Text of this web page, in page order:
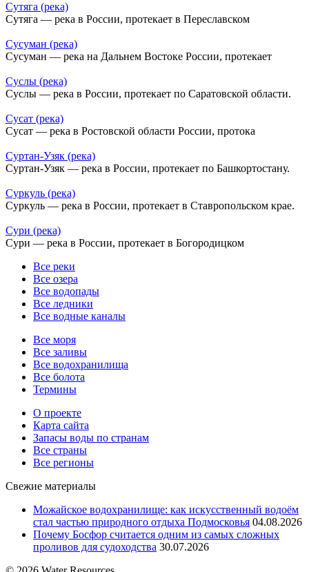
Сутяга (река)
Сутяга — река в России, протекает в Переславском
Сусуман (река)
Сусуман — река на Дальнем Востоке России, протекает
Суслы (река)
Суслы — река в России, протекает по Саратовской области.
Сусат (река)
Сусат — река в Ростовской области России, протока
Суртан-Узяк (река)
Суртан-Узяк — река в России, протекает по Башкортостану.
Суркуль (река)
Суркуль — река в России, протекает в Ставропольском крае.
Сури (река)
Сури — река в России, протекает в Богородицком
Все реки
Все озера
Все водопады
Все ледники
Все водные каналы
Все моря
Все заливы
Все водохранилища
Все болота
Термины
О проекте
Карта сайта
Запасы воды по странам
Все страны
Все регионы
Свежие материалы
Можайское водохранилище: как искусственный водоём
стал частью природного отдыха Подмосковья 04.08.2026
Почему Босфор считается одним из самых сложных
проливов для судоходства 30.07.2026